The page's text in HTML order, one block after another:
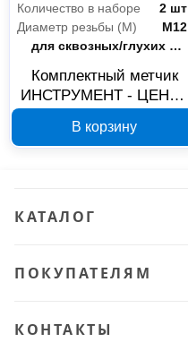
Количество в наборе
2 шт
Диаметр резьбы (М)
М12
Отверстие
для сквозных/глухих отверстий
Комплектный метчик
ИНСТРУМЕНТ - ЦЕНТР
В корзину
КАТАЛОГ
ПОКУПАТЕЛЯМ
КОНТАКТЫ